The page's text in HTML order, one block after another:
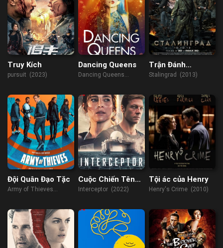
Truy Kích
pursuit (2023)
Dancing Queens
Dancing Queens
Trận Đánh
Stalingrad
Stalingrad (2013)
Đội Quân Đạo Tặc
Army of Thieves
Cuộc Chiến Tên
Lửa
Interceptor (2022)
Tội ác của Henry
Henry's Crime (2010)